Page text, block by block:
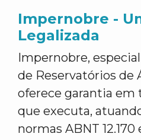
Impernobre -
Legalizada
Impernobre,
de Reservatórios de
oferece garantia em
que executa,
normas ABNT 12.170